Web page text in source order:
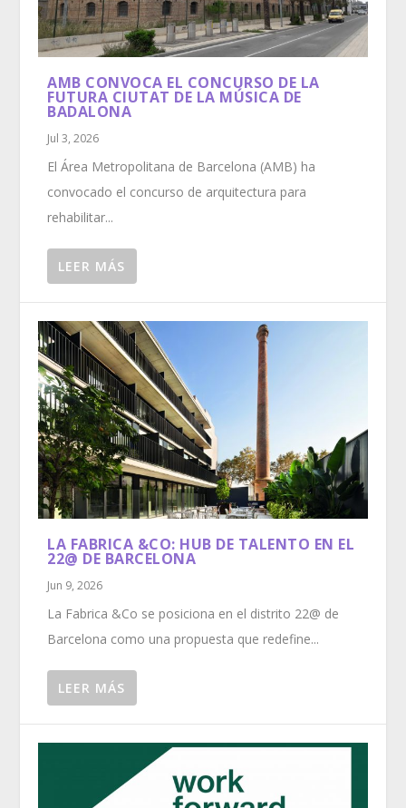
AMB CONVOCA EL CONCURSO DE LA
FUTURA CIUTAT DE LA MÚSICA DE
BADALONA
Jul 3, 2026
El Área Metropolitana de Barcelona (AMB) ha
convocado el concurso de arquitectura para
rehabilitar...
LEER MÁS
LA FABRICA &CO: HUB DE TALENTO EN EL
22@ DE BARCELONA
Jun 9, 2026
La Fabrica &Co se posiciona en el distrito 22@ de
Barcelona como una propuesta que redefine...
LEER MÁS